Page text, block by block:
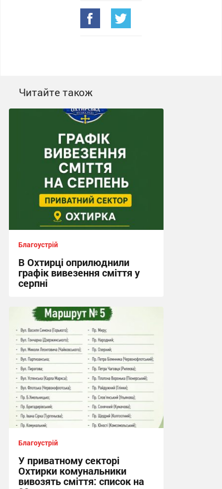
Читайте також
Благоустрій
В Охтирці оприлюднили
графік вивезення сміття у
серпні
21:08, 2.08.2026
Благоустрій
У приватному секторі
Охтирки комунальники
вивозять сміття: список на